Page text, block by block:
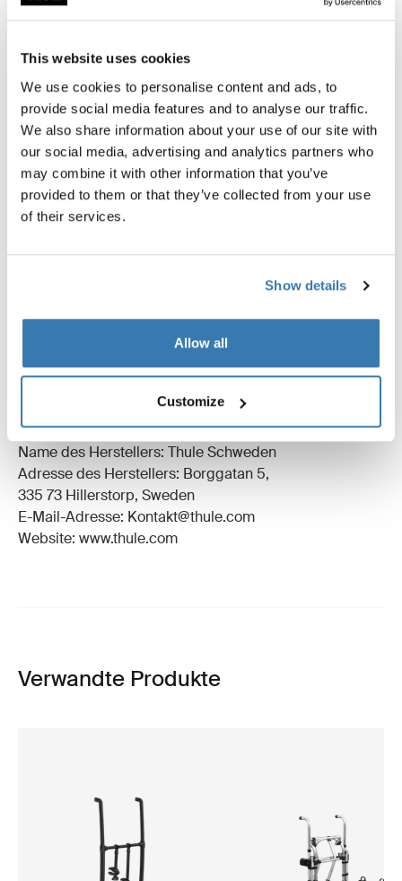
This website uses cookies
We use cookies to personalise content and ads, to
provide social media features and to analyse our traffic.
We also share information about your use of our site with
our social media, advertising and analytics partners who
may combine it with other information that you’ve
provided to them or that they’ve collected from your use
of their services.
Show details
Allow all
Customize
Erweiterungsschienen-Kit 3. Fahrrad
109,00 €
Fahrradträger 4. Fahrrad
Toggle features
Alle Eigenschaften
Toggle techspec
Technische Daten
Bewertungen
Herstellungsinformationen
Eingetragenes Warenzeichen: Thule Schweden AB
Name des Herstellers: Thule Schweden
Adresse des Herstellers: Borggatan 5,
335 73 Hillerstorp, Sweden
E-Mail-Adresse: Kontakt@thule.com
Website: www.thule.com
Verwandte Produkte